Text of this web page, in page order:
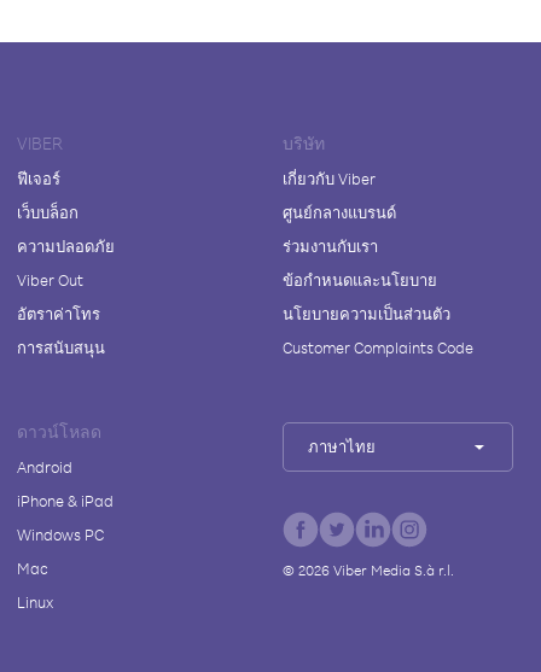
VIBER
ฟีเจอร์
เว็บบล็อก
ความปลอดภัย
Viber Out
อัตราค่าโทร
การสนับสนุน
บริษัท
เกี่ยวกับ Viber
ศูนย์กลางแบรนด์
ร่วมงานกับเรา
ข้อกำหนดและนโยบาย
นโยบายความเป็นส่วนตัว
Customer Complaints Code
ดาวน์โหลด
Android
iPhone & iPad
Windows PC
Mac
Linux
ภาษาไทย
© 2026Viber Media S.à r.l.